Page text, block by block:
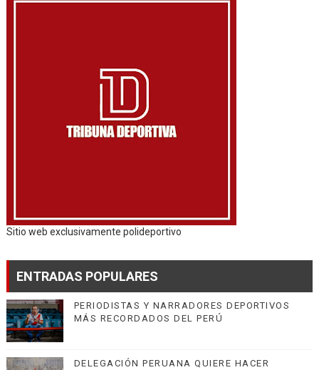
Sitio web exclusivamente polideportivo
ENTRADAS POPULARES
PERIODISTAS Y NARRADORES DEPORTIVOS
MÁS RECORDADOS DEL PERÚ
DELEGACIÓN PERUANA QUIERE HACER